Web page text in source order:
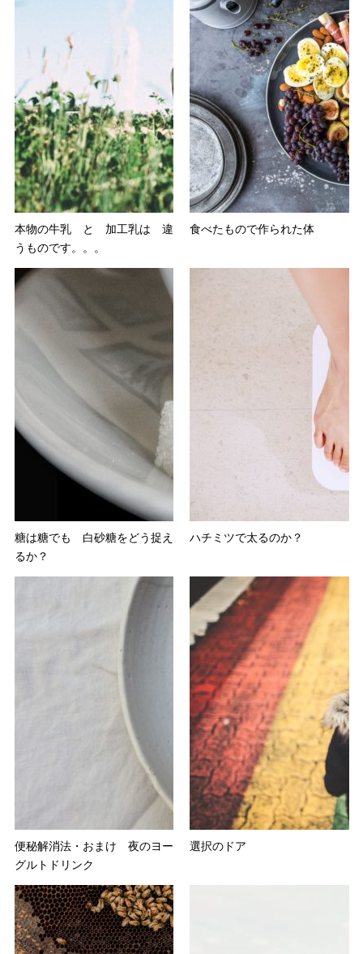
本物の牛乳 と 加工乳は 違
うものです。。。
食べたもので作られた体
糖は糖でも 白砂糖をどう捉え
るか？
ハチミツで太るのか？
便秘解消法・おまけ 夜のヨー
グルトドリンク
選択のドア